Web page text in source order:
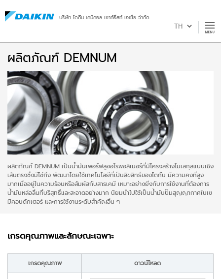
บริษัท ไดกิ้น เคมิคอล เซาท์อีสท์ เอเชีย จำกัด
ผลิตภัณฑ์ DEMNUM
ผลิตภัณฑ์ DEMNUM เป็นน้ำมันเพอร์ฟลูออโรพอลิเมอร์ที่มีโครงสร้างโมเลกุลแบบเชิง
เส้นตรงซึ่งมีโซ่กิ่ง พัฒนาโดยใช้เทคโนโลยีที่เป็นลิขสิทธิ์ของไดกิ้น มีความคงที่สูง
มากเมื่ออยู่ในความร้อนหรือสัมผัสกับสารเคมี เหมาะอย่างยิ่งกับการใช้งานที่ต้องการ
น้ำมันหล่อลื่นที่บริสุทธิ์และสะอาดอย่างมาก นิยมนำไปใช้เป็นน้ำมันปั๊มสุญญากาศในเซ
มิคอนดักเตอร์ และการใช้งานระดับสำคัญอื่น ๆ
เกรดคุณภาพและลักษณะเฉพาะ
เกรดคุณภาพ ดาวน์โหลด